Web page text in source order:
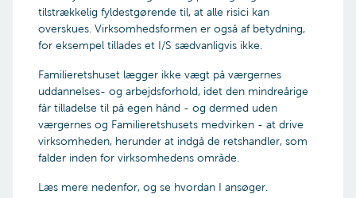
vedlægge/oplyse:
Om den mindreårige modtager
Hvor den mindreåriges formue stammer fra
Begge forsørgeres seneste årsopgørelser.
Hvis kun én forælder betaler børnebidrag,
skal vi have oplyst bidragets størrelse pr.
måned. Vi behøver ingen årsopgørelse for
den bidragspligtige forælder
Angivelse af det præcise beløb, der søges
tilstrækkelig fyldestgørende til, at alle risici kan
overskues. Virksomhedsformen er også af betydning,
for eksempel tillades et I/S sædvanligvis ikke.
Familieretshuset lægger ikke vægt på værgernes
uddannelses- og arbejdsforhold, idet den mindreårige
får tilladelse til på egen hånd - og dermed uden
værgernes og Familieretshusets medvirken - at drive
virksomheden, herunder at indgå de retshandler, som
falder inden for virksomhedens område.
Læs mere nedenfor, og se hvordan I ansøger.